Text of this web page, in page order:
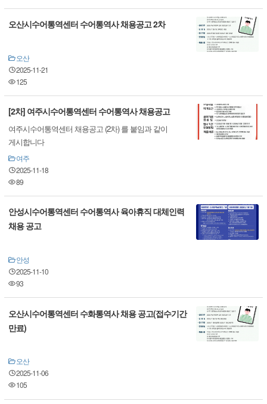
오산시수어통역센터 수어통역사 채용공고 2차
오산
2025-11-21
125
[2차] 여주시수어통역센터 수어통역사 채용공고
여주시수어통역센터 채용공고 (2차) 를 붙임과 같이
게시합니다
여주
2025-11-18
89
안성시수어통역센터 수어통역사 육아휴직 대체인력
채용 공고
안성
2025-11-10
93
오산시수어통역센터 수화통역사 채용 공고(접수기간
만료)
오산
2025-11-06
105